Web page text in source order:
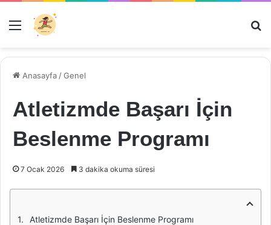
Menü
Anasayfa /Genel
Atletizmde Başarı İçin
Beslenme Programı
7 Ocak 2026 3 dakika okuma süresi
Atletizmde Başarı İçin Beslenme Programı